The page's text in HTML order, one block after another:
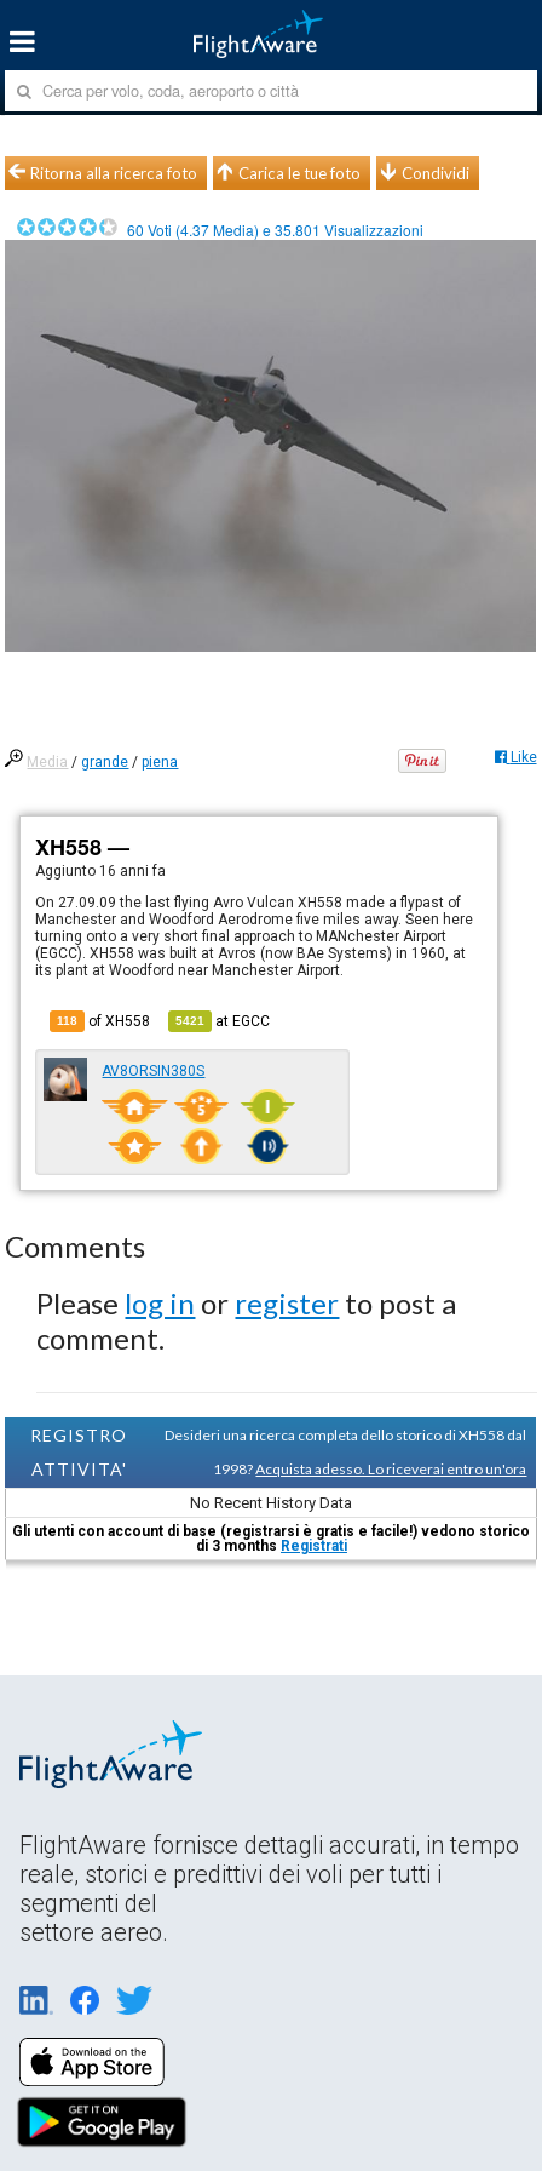
Ritorna alla ricerca foto Carica le tue foto Condividi
60 Voti (4.37Media) e35.801 Visualizzazioni
Media /grande /piena Like
XH558 —
Aggiunto 16 anni fa
On 27.09.09 the last flying Avro Vulcan XH558 made a flypast of
Manchester and Woodford Aerodrome five miles away. Seen here
turning onto a very short final approach to MANchester Airport
(EGCC). XH558 was built at Avros (now BAe Systems) in 1960, at
its plant at Woodford near Manchester Airport.
118 of XH558 5421 atEGCC
AV8ORSIN380S
Comments
Please log in or register to post a
comment.
REGISTRO
ATTIVITA'
Desideri una ricerca completa dello storico di XH558 dal
1998?Acquista adesso. Lo riceverai entro un'ora
No Recent History Data
Gli utenti con account di base (registrarsi è gratis e facile!) vedono storico
di 3 months Registrati
FlightAware fornisce dettagli accurati, in tempo
reale, storici e predittivi dei voli per tutti i
segmenti del
settore aereo.